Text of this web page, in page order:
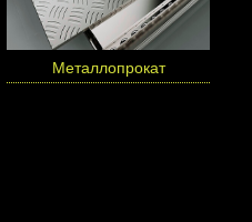
Металлопрокат